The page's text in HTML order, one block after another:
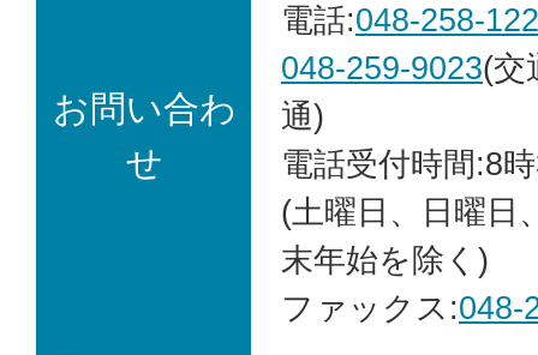
お問い合わ
せ
電話:048-258-
048-259-9023(交
通)
電話受付時間:8
(土曜日、日曜日
末年始を除く)
ファックス:048-